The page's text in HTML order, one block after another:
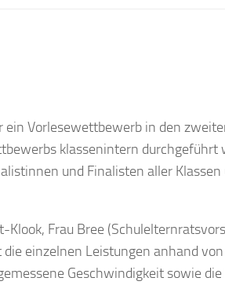
ein Vorlesewettbewerb in den
klassenintern durchgeführt
und Finalisten aller
Frau Bree
einzelnen Leistungen anhand
Geschwindigkeit sowie